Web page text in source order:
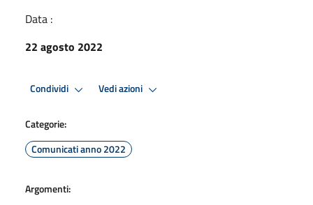
Data :
22 agosto 2022
Condividi Vedi azioni
Categorie:
Comunicati anno 2022
Argomenti: